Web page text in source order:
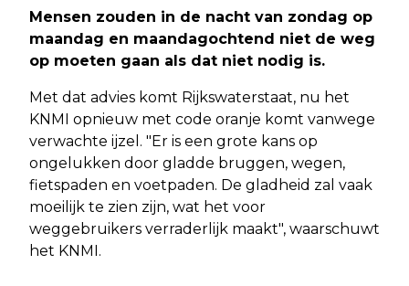
Mensen zouden in de nacht van zondag op
maandag en maandagochtend niet de weg
op moeten gaan als dat niet nodig is.
Met dat advies komt Rijkswaterstaat, nu het
KNMI opnieuw met code oranje komt vanwege
verwachte ijzel. "Er is een grote kans op
ongelukken door gladde bruggen, wegen,
fietspaden en voetpaden. De gladheid zal vaak
moeilijk te zien zijn, wat het voor
weggebruikers verraderlijk maakt", waarschuwt
het KNMI.